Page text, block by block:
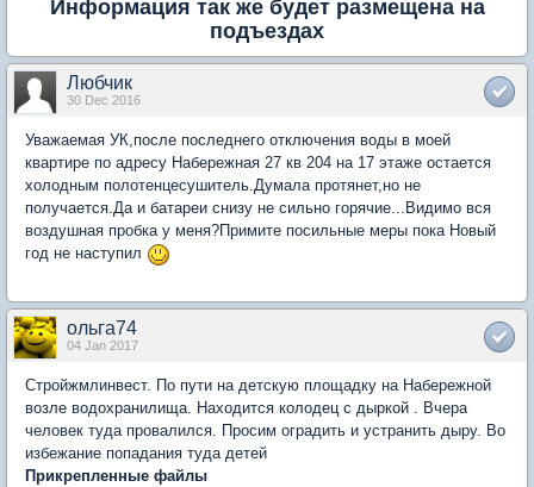
Информация так же будет размещена на
подъездах
Любчик
30 Dec 2016
Уважаемая УК,после последнего отключения воды в моей
квартире по адресу Набережная 27 кв 204 на 17 этаже остается
холодным полотенцесушитель.Думала протянет,но не
получается.Да и батареи снизу не сильно горячие...Видимо вся
воздушная пробка у меня?Примите посильные меры пока Новый
год не наступил
ольга74
04 Jan 2017
Стройжмлинвест. По пути на детскую площадку на Набережной
возле водохранилища. Находится колодец с дыркой . Вчера
человек туда провалился. Просим оградить и устранить дыру. Во
избежание попадания туда детей
Прикрепленные файлы